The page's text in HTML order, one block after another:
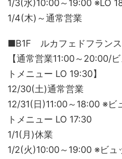
1/3(水)10:00～19:00 ※LO
1/4(木)～通常営業
■B1F ルカフェドフランス
【通常営業11:00～20:00/
トメニュー LO 19:30】
12/30(土)通常営業
12/31(日)11:00～18:00 ※ビ
トメニュー LO 17:30
1/1(月)休業
1/2(火)10:00～19:00 ※ビュ